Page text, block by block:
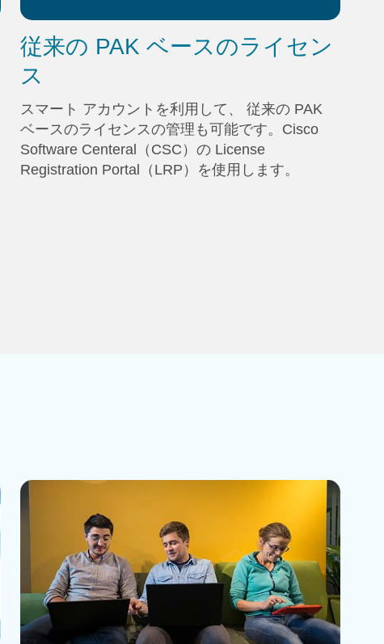
従来の PAK ベースのライセン
ス
スマート アカウントを利用して、 従来の PAK
ベースのライセンスの管理も可能です。Cisco
Software Centeral（CSC）の License
Registration Portal（LRP）を使用します。